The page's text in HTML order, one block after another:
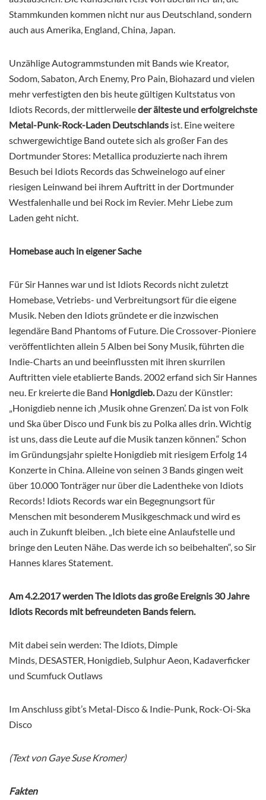
Stammkunden kommen nicht nur aus Deutschland, sondern
auch aus Amerika, England, China, Japan.
Unzählige Autogrammstunden mit Bands wie Kreator,
Sodom, Sabaton, Arch Enemy, Pro Pain, Biohazard und vielen
mehr verfestigten den bis heute gültigen Kultstatus von
Idiots Records, der mittlerweileder älteste und erfolgreichste
Metal-Punk-Rock-Laden Deutschlands ist. Eine weitere
schwergewichtige Band outete sich als großer Fan des
Dortmunder Stores: Metallica produzierte nach ihrem
Besuch bei Idiots Records das Schweinelogo auf einer
riesigen Leinwand bei ihrem Auftritt in der Dortmunder
Westfalenhalle und bei Rock im Revier. Mehr Liebe zum
Laden geht nicht.
Homebase auch in eigener Sache
Für Sir Hannes war und ist Idiots Records nicht zuletzt
Homebase, Vetriebs- und Verbreitungsort für die eigene
Musik. Neben den Idiots gründete er die inzwischen
legendäre Band Phantoms of Future. Die Crossover-Pioniere
veröffentlichten allein 5 Alben bei Sony Musik, führten die
Indie-Charts an und beeinflussten mit ihren skurrilen
Auftritten viele etablierte Bands. 2002 erfand sich Sir Hannes
neu. Er kreierte die Band Honigdieb.Dazu der Künstler:
„Honigdieb nenne ich ‚Musik ohne Grenzen’. Da ist von Folk
und Ska über Disco und Funk bis zu Polka alles drin. Wichtig
ist uns, dass die Leute auf die Musik tanzen können.“ Schon
im Gründungsjahr spielte Honigdieb mit riesigem Erfolg 14
Konzerte in China. Alleine von seinen 3 Bands gingen weit
über 10.000 Tonträger nur über die Ladentheke von Idiots
Records! Idiots Records war ein Begegnungsort für
Menschen mit besonderem Musikgeschmack und wird es
auch in Zukunft bleiben. „Ich biete eine Anlaufstelle und
bringe den Leuten Nähe. Das werde ich so beibehalten“, so Sir
Hannes klares Statement.
Am 4.2.2017 werden The Idiots das große Ereignis 30 Jahre
Idiots Records mit befreundeten Bands feiern.
Mit dabei sein werden: The Idiots, Dimple
Minds, DESASTER, Honigdieb,Sulphur Aeon, Kadaverficker
und Scumfuck Outlaws
Im Anschluss gibt’s Metal-Disco & Indie-Punk, Rock-Oi-Ska
Disco
(Text von Gaye Suse Kromer)
Fakten